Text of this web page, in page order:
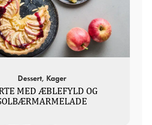
Dessert, Kager
MED ÆBLEFYLD OG